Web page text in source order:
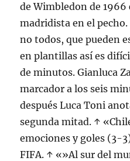
de Wimbledon de 1966
madridista en el
no todos, que pueden
en plantillas así es
de minutos. Gianluca
marcador a los seis
después Luca Toni
segunda mitad. ↑
emociones y goles (3-
FIFA. ↑ «»Al sur del